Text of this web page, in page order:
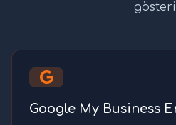
Google My Business